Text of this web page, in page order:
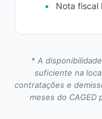
Nota fiscal
* A
suficiente na
contratações e
meses do CAGED